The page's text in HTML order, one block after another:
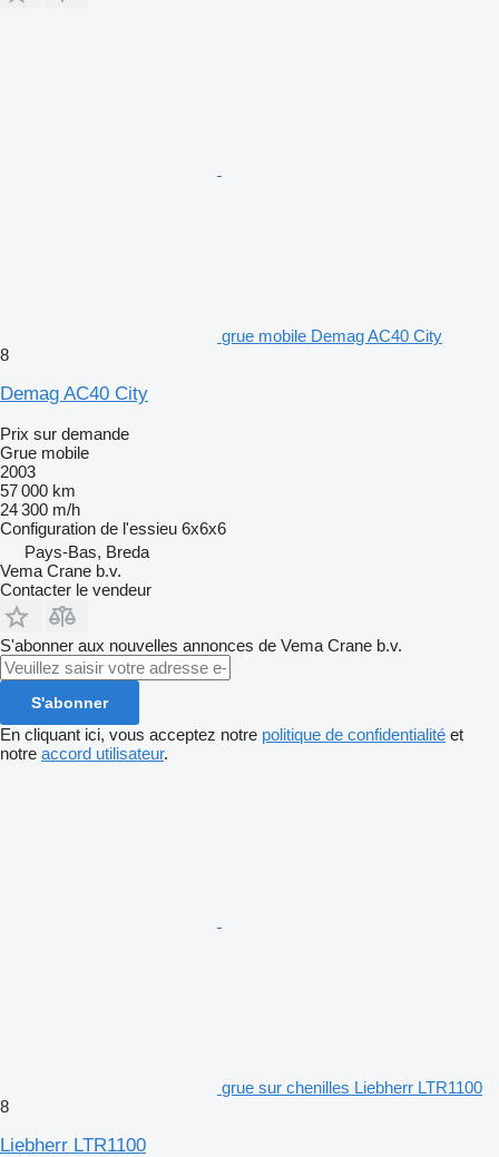
grue mobile Demag AC40 City
8
Demag AC40 City
Prix sur demande
Grue mobile
2003
57 000 km
24 300 m/h
Configuration de l'essieu 6x6x6
Pays-Bas, Breda
Vema Crane b.v.
Contacter le vendeur
S'abonner aux nouvelles annonces de Vema Crane b.v.
S'abonner
En cliquant ici, vous acceptez notre politique de confidentialité et
notre accord utilisateur.
grue sur chenilles Liebherr LTR1100
8
Liebherr LTR1100